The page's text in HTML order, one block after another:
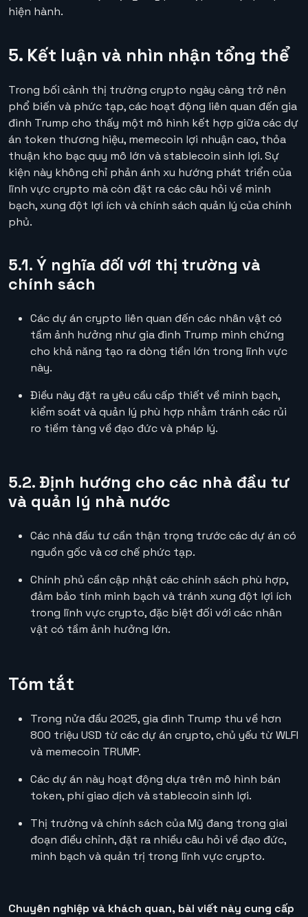
hiện hành.
5. Kết luận và nhìn nhận tổng thể
Trong bối cảnh thị trường crypto ngày càng trở nên
phổ biến và phức tạp, các hoạt động liên quan đến gia
đình Trump cho thấy một mô hình kết hợp giữa các dự
án token thương hiệu, memecoin lợi nhuận cao, thỏa
thuận kho bạc quy mô lớn và stablecoin sinh lợi. Sự
kiện này không chỉ phản ánh xu hướng phát triển của
lĩnh vực crypto mà còn đặt ra các câu hỏi về minh
bạch, xung đột lợi ích và chính sách quản lý của chính
phủ.
5.1. Ý nghĩa đối với thị trường và
chính sách
Các dự án crypto liên quan đến các nhân vật có
tầm ảnh hưởng như gia đình Trump minh chứng
cho khả năng tạo ra dòng tiền lớn trong lĩnh vực
này.
Điều này đặt ra yêu cầu cấp thiết về minh bạch,
kiểm soát và quản lý phù hợp nhằm tránh các rủi
ro tiềm tàng về đạo đức và pháp lý.
5.2. Định hướng cho các nhà đầu tư
và quản lý nhà nước
Các nhà đầu tư cần thận trọng trước các dự án có
nguồn gốc và cơ chế phức tạp.
Chính phủ cần cập nhật các chính sách phù hợp,
đảm bảo tính minh bạch và tránh xung đột lợi ích
trong lĩnh vực crypto, đặc biệt đối với các nhân
vật có tầm ảnh hưởng lớn.
Tóm tắt
Trong nửa đầu 2025, gia đình Trump thu về hơn
800 triệu USD từ các dự án crypto, chủ yếu từ WLFI
và memecoin TRUMP.
Các dự án này hoạt động dựa trên mô hình bán
token, phí giao dịch và stablecoin sinh lợi.
Thị trường và chính sách của Mỹ đang trong giai
đoạn điều chỉnh, đặt ra nhiều câu hỏi về đạo đức,
minh bạch và quản trị trong lĩnh vực crypto.
Chuyên nghiệp và khách quan, bài viết này cung cấp